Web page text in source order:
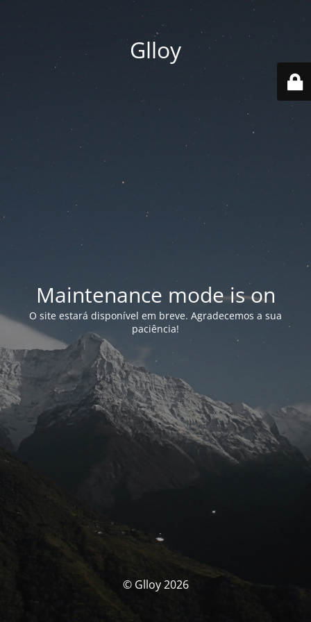
Glloy
Maintenance mode is on
O site estará disponível em breve. Agradecemos a sua
paciência!
© Glloy 2026